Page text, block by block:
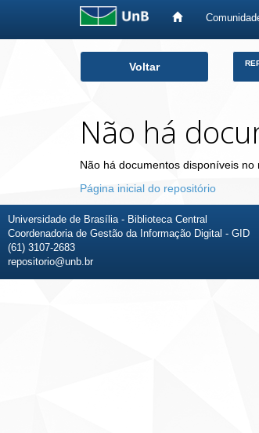
Voltar
Não há
Não há documentos disponíveis
Página inicial do repositório
Universidade de Brasília - Biblioteca Central
Coordenadoria de Gestão da Informação Digital - GID
(61) 3107-2683
repositorio@unb.br